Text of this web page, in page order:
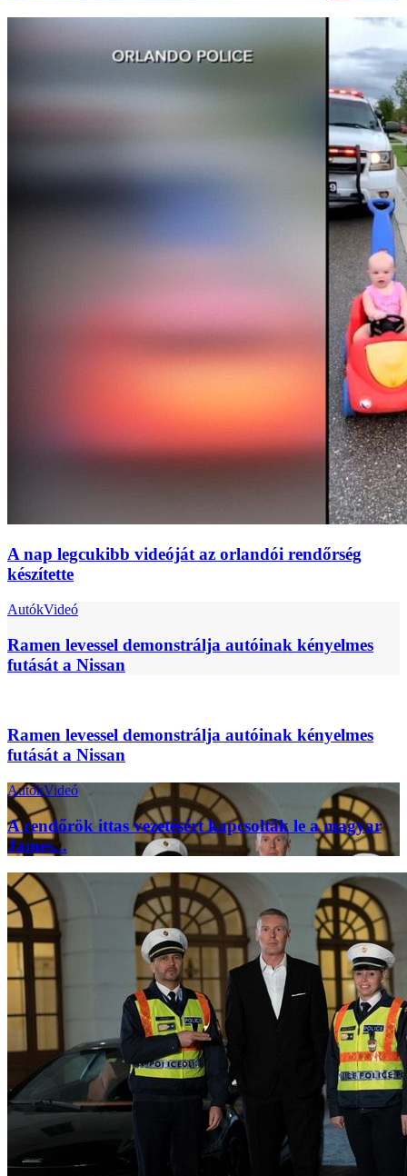
A nap legcukibb videóját az orlandói rendőrség
készítette
AutókVideó
Ramen levessel demonstrálja autóinak kényelmes
futását a Nissan
Ramen levessel demonstrálja autóinak kényelmes
futását a Nissan
AutókVideó
A rendőrök ittas vezetésért kapcsolták le a magyar
James...